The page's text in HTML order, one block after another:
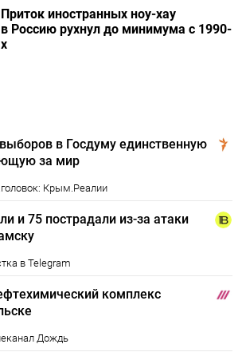
Приток иностранных ноу-хау
в Россию рухнул до минимума с 1990-
х